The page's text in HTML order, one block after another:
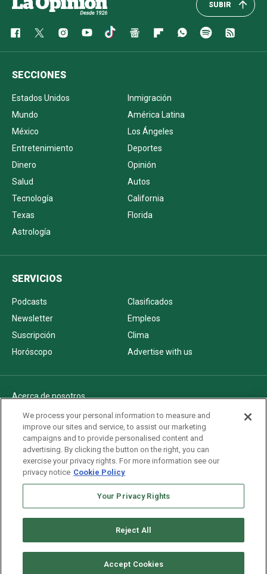
SUBIR
SECCIONES
Estados Unidos
Inmigración
Mundo
América Latina
México
Los Ángeles
Entretenimiento
Deportes
Dinero
Opinión
Salud
Autos
Tecnología
California
Texas
Florida
Astrología
SERVICIOS
Podcasts
Clasificados
Newsletter
Empleos
Suscripción
Clima
Horóscopo
Advertise with us
Acerca de nosotros
Politica de privacidad
Pautas Editoriales
AdChoices
Advertise with us
Newsletters
We process your personal information to measure and
improve our sites and service, to assist our marketing
campaigns and to provide personalised content and
advertising. By clicking the button on the right, you can
exercise your privacy rights. For more information see our
privacy notice Cookie Policy
Your Privacy Rights
Reject All
Accept Cookies